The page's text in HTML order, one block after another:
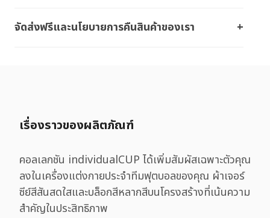
จัดส่งฟรีและนโยบายการคืนสินค้าของเรา
เรื่องราวของผลิตภัณฑ์
คอลเลกชัน individualCUP ได้เพิ่มสัมผัสเฉพาะตัวคุณ
ลงในเครื่องแต่งกายประจำทีมฟุตบอลของคุณ ผ้าเจอร์
ซีย์สีสันสดใสและบล็อกสีหลากสีบนโครงสร้างที่เน้นความ
สำคัญในประสิทธิภาพ